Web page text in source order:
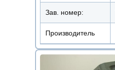
Зав. номер:
Производитель